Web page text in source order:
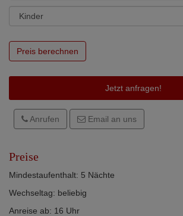
Preis berechnen
Jetzt anfragen!
Anrufen Email an uns
Preise
Mindestaufenthalt: 5 Nächte
Wechseltag: beliebig
Anreise ab: 16 Uhr